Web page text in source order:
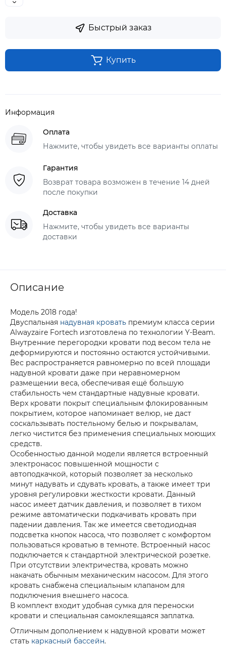
Быстрый заказ
Купить
Информация
Оплата
Нажмите, чтобы увидеть все варианты оплаты
Гарантия
Возврат товара возможен в течение 14 дней
после покупки
Доставка
Нажмите, чтобы увидеть все варианты
доставки
Описание
Модель 2018 года!
Двуспальная надувная кровать премиум класса серии
Alwayzaire Fortech изготовлена по технологии Y-Beam.
Внутренние перегородки кровати под весом тела не
деформируются и постоянно остаются устойчивыми.
Вес распространяется равномерно по всей площади
надувной кровати даже при неравномерном
размещении веса, обеспечивая ещё большую
стабильность чем стандартные надувные кровати.
Верх кровати покрыт специальным флокированным
покрытием, которое напоминает велюр, не даст
соскальзывать постельному белью и покрывалам,
легко чистится без применения специальных моющих
средств.
Особенностью данной модели является встроенный
электронасос повышенной мощности с
автоподкачкой, который позволяет за несколько
минут надувать и сдувать кровать, а также имеет три
уровня регулировки жесткости кровати. Данный
насос имеет датчик давления, и позволяет в тихом
режиме автоматически подкачивать кровать при
падении давления. Так же имеется светодиодная
подсветка кнопок насоса, что позволяет с комфортом
пользоваться кроватью в темноте. Встроенный насос
подключается к стандартной электрической розетке.
При отсутствии электричества, кровать можно
накачать обычным механическим насосом. Для этого
кровать снабжена специальным клапаном для
подключения внешнего насоса.
В комплект входит удобная сумка для переноски
кровати и специальная самоклеящаяся заплатка.
Отличным дополнением к надувной кровати может
стать каркасный бассейн.